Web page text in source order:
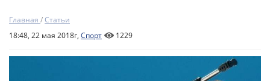
Главная /Статьи
18:48, 22 мая 2018г, Спорт 1229